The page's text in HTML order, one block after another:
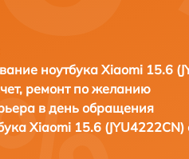
ноутбука Xiaomi 15.6
ремонт по желанию
в день обращения
Xiaomi 15.6 (JYU4222CN)